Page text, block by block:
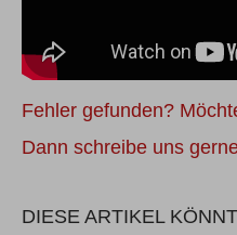
Fehler gefunden?
Dann schreibe uns
DIESE ARTIKEL